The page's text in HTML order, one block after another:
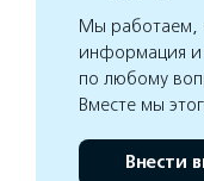
Мы работаем,
информация и
по любому
Вместе мы
Внести